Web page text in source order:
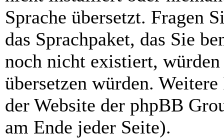
Sprache übersetzt. Fragen
das Sprachpaket, das Sie
noch nicht existiert,
übersetzen würden.
der Website der phpBB
am Ende jeder Seite).